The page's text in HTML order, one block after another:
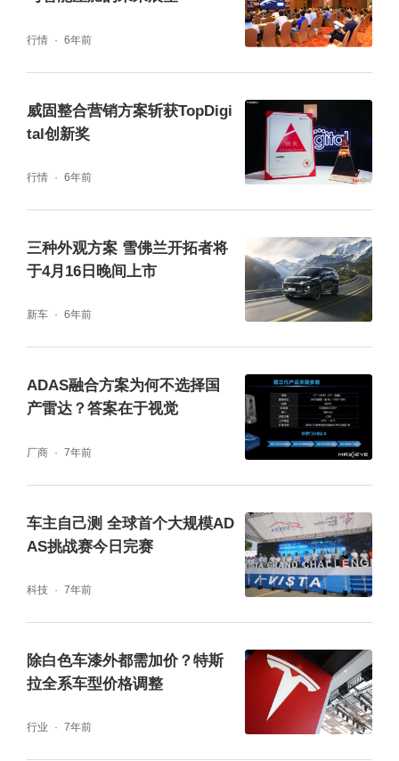
SVNet的优势在与一级供应商合作中更加明
于超声波传感器并代表行业最高水平的公司，
是众多汽车制造商的超声波传感器供应商。在
品CS75以SVNet作为SVM(Surround View Mo
nitor)，突显高性能的自动泊车及紧急制动功
能。
基于如上差异化的优点，使得StradVision具有
很强的行业竞争力，将会成为替代Mobileye A
DAS方案的新势力，这种强劲的登场对在无人
行情 6年前
威固整合营销方案斩获TopDigi
tal创新奖
行情 6年前
三种外观方案 雪佛兰开拓者将
于4月16日晚间上市
新车 6年前
ADAS融合方案为何不选择国
产雷达？答案在于视觉
厂商 7年前
车主自己测 全球首个大规模AD
AS挑战赛今日完赛
科技 7年前
除白色车漆外都需加价？特斯
拉全系车型价格调整
行业 7年前